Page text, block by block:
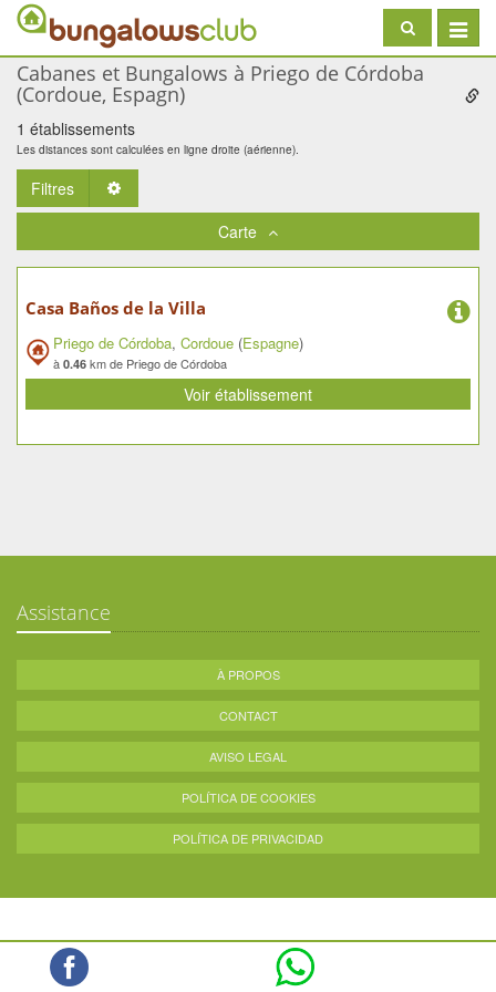
Toggle
Cabanes et Bungalows à Priego de Córdoba
(Cordoue, Espagn)
1 établissements
Les distances sont calculées en ligne droite (aérienne).
Filtres
Carte
Casa Baños de la Villa
Priego de Córdoba, Cordoue (Espagne)
à 0.46 km de Priego de Córdoba
Voir établissement
Assistance
À PROPOS
CONTACT
AVISO LEGAL
POLÍTICA DE COOKIES
POLÍTICA DE PRIVACIDAD